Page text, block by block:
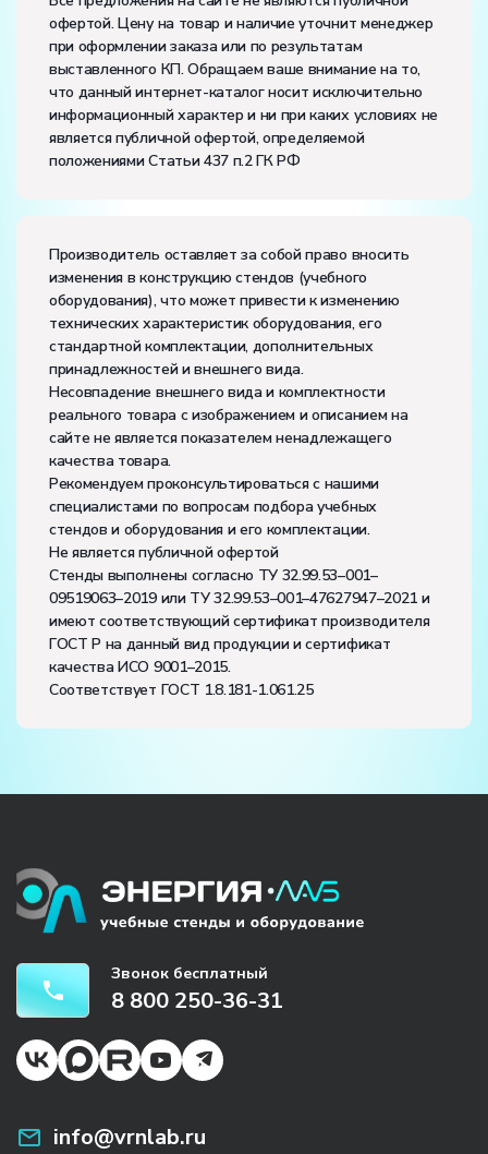
Потребляемая мощность, В·А:100
Электропитание:
напряжение, В:220
частота, Гц:50
Класс защиты от поражения электрическим током:
Диапазон рабочих температур, ˚С:+10…+35
Влажность, %:до 80
офертой. Цену на товар и наличие уточнит менеджер
при оформлении заказа или по результатам
выставленного КП. Обращаем ваше внимание на то,
что данный интернет-каталог носит исключительно
информационный характер и ни при каких условиях не
является публичной офертой, определяемой
положениями Статьи 437 п.2 ГК РФ
Производитель оставляет за собой право вносить
изменения в конструкцию стендов (учебного
оборудования), что может привести к изменению
технических характеристик оборудования, его
стандартной комплектации, дополнительных
принадлежностей и внешнего вида.
Несовпадение внешнего вида и комплектности
реального товара с изображением и описанием на
сайте не является показателем ненадлежащего
качества товара.
Рекомендуем проконсультироваться с нашими
специалистами по вопросам подбора учебных
стендов и оборудования и его комплектации.
Не является публичной офертой
Стенды выполнены согласно ТУ 32.99.53–001–
09519063–2019 или ТУ 32.99.53–001–47627947–2021 и
имеют соответствующий сертификат производителя
ГОСТ Р на данный вид продукции и сертификат
качества ИСО 9001–2015.
Соответствует ГОСТ 1.8.181-1.061.25
Звонок бесплатный
8 800 250-36-31
info@vrnlab.ru